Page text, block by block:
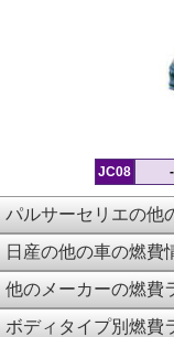
JC08
パルサーセリエの他
日産の他の車の燃費
他のメーカーの燃費
ボディタイプ別燃費